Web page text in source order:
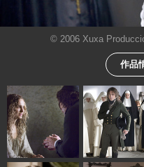
© 2006 Xuxa
作品